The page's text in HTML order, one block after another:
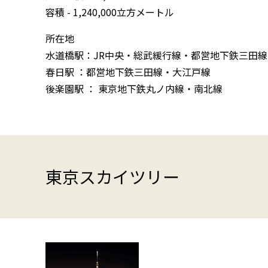
容積 - 1,240,000立方メートル
所在地
水道橋駅：JR中央・総武緩行線・都営地下鉄三田
春日駅 ：都営地下鉄三田線・大江戸線
後楽園駅 ： 東京地下鉄丸ノ内線・南北線
東京スカイツリー